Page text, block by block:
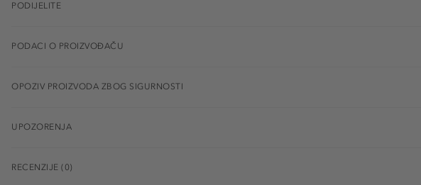
PODIJELITE
PODACI O PROIZVOĐAČU
OPOZIV PROIZVODA ZBOG SIGURNOSTI
UPOZORENJA
RECENZIJE (0)